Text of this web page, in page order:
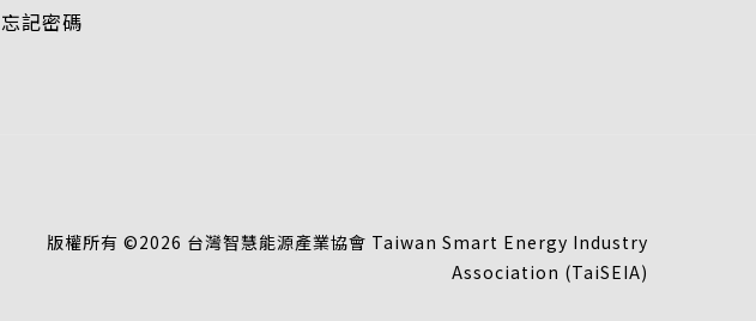
忘記密碼
版權所有 ©2026 台灣智慧能源產業協會 Taiwan Smart Energy Industry
Association (TaiSEIA)